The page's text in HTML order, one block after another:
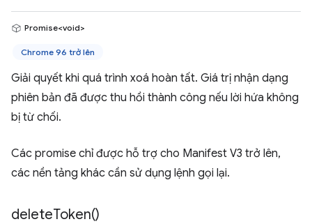
Promise<void>
Chrome 96 trở lên
Giải quyết khi quá trình xoá hoàn tất. Giá trị nhận dạng
phiên bản đã được thu hồi thành công nếu lời hứa không
bị từ chối.
Các promise chỉ được hỗ trợ cho Manifest V3 trở lên,
các nền tảng khác cần sử dụng lệnh gọi lại.
deleteToken()